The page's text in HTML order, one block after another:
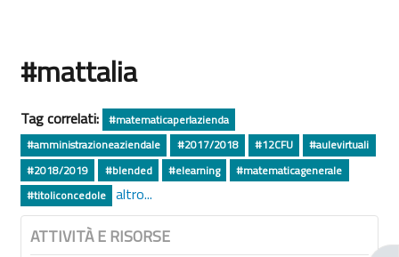
#mattalia
Tag correlati: #matematicaperlazienda
#amministrazioneaziendale
#2017/2018 #12CFU
#aulevirtuali
#2018/2019
#blended #elearning
#matematicagenerale
#titoliconcedole altro...
ATTIVITÀ E RISORSE